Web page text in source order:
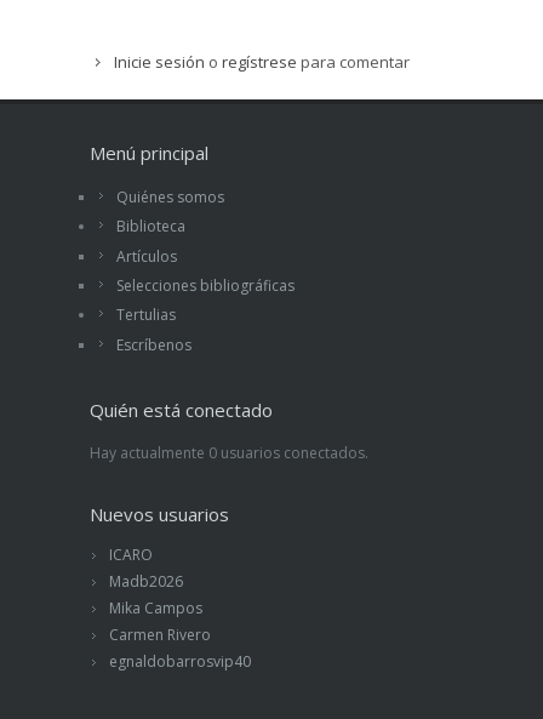
Inicie sesión o regístrese para comentar
Menú principal
Quiénes somos
Biblioteca
Artículos
Selecciones bibliográficas
Tertulias
Escríbenos
Quién está conectado
Hay actualmente 0 usuarios conectados.
Nuevos usuarios
ICARO
Madb2026
Mika Campos
Carmen Rivero
egnaldobarrosvip40